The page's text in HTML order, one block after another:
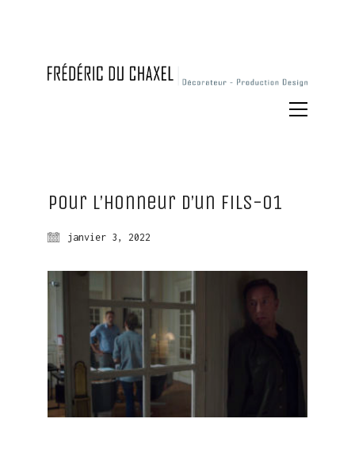
Pour l’Honneur d’un Fils-01
janvier 3, 2022